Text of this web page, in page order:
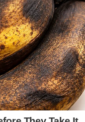
memang
tetapi saya tetap
ruang dan